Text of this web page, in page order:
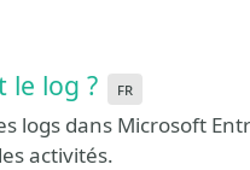
le log ? fr
logs dans Microsoft
activités.